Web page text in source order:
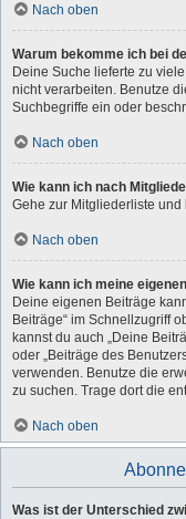
Nach oben
Warum bekomme ich bei
Deine Suche lieferte zu
nicht verarbeiten. Benutze
Suchbegriffe ein oder
Nach oben
Wie kann ich nach
Gehe zur Mitgliederliste und
Nach oben
Wie kann ich meine
Deine eigenen Beiträge
Beiträge“ im Schnellzugriff
kannst du auch „Deine
oder „Beiträge des
verwenden. Benutze die
zu suchen. Trage dort die
Nach oben
Was ist der Unterschied